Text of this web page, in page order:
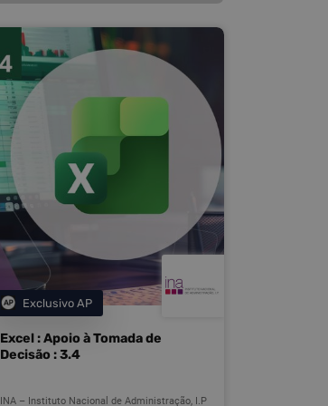
Excel : Apoio à Tomada de
Decisão : 3.4
INA – Instituto Nacional de Administração, I.P
Categoria
Exclusivo AP